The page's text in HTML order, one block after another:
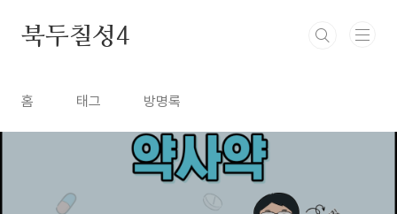
북두칠성4
홈 태그 방명록